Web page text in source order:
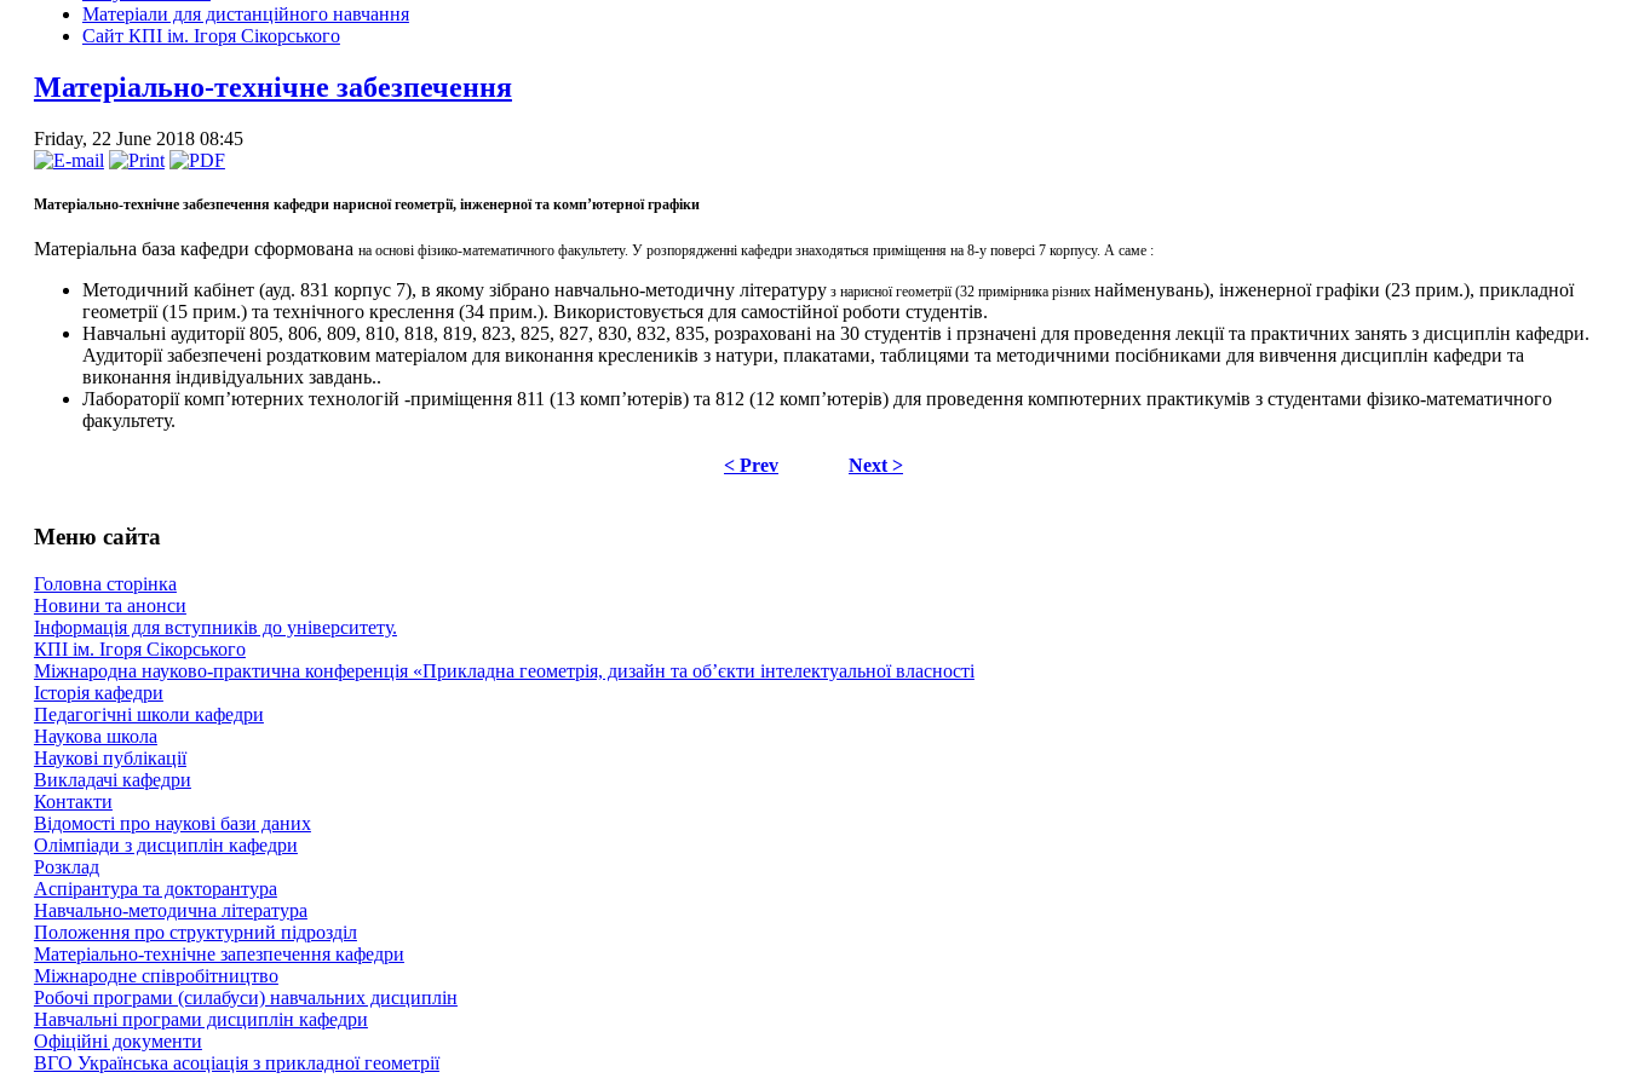
Матеріали для дистанційного навчання
Сайт КПІ ім. Ігоря Сікорського
Матеріально-технічне забезпечення
Friday, 22 June 2018 08:45
Матеріально-технічне забезпечення кафедри нарисної геометрії, інженерної та комп’ютерної графіки
Матеріальна база кафедри сформована на основі фізико-математичного факультету. У розпорядженні кафедри знаходяться приміщення на 8-у поверсі 7 корпусу. А саме :
Методичний кабінет (ауд. 831 корпус 7), в якому зібрано навчально-методичну літературу з нарисної геометрії (32 примірника різних найменувань), інженерної графіки (23 прим.), прикладної
геометрії (15 прим.) та технічного креслення (34 прим.). Використовується для самостійної роботи студентів.
Навчальні аудиторії 805, 806, 809, 810, 818, 819, 823, 825, 827, 830, 832, 835, розраховані на 30 студентів і прзначені для проведення лекції та практичних занять з дисциплін кафедри.
Аудиторії забезпечені роздатковим матеріалом для виконання креслеників з натури, плакатами, таблицями та методичними посібниками для вивчення дисциплін кафедри та
виконання індивідуальних завдань..
Лабораторії комп’ютерних технологій -приміщення 811 (13 комп’ютерів) та 812 (12 комп’ютерів) для проведення компютерних практикумів з студентами фізико-математичного
факультету.
< Prev Next >
Меню сайта
Головна сторінка
Новини та анонси
Інформація для вступників до університету.
КПІ ім. Ігоря Сікорського
Міжнародна науково-практична конференція «Прикладна геометрія, дизайн та об’єкти інтелектуальної власності
Історія кафедри
Педагогічні школи кафедри
Наукова школа
Наукові публікації
Викладачі кафедри
Контакти
Відомості про наукові бази даних
Олімпіади з дисциплін кафедри
Розклад
Аспірантура та докторантура
Навчально-методична література
Положення про структурний підрозділ
Матеріально-технічне запезпечення кафедри
Міжнародне співробітництво
Робочі програми (силабуси) навчальних дисциплін
Навчальні програми дисциплін кафедри
Офіційні документи
ВГО Українська асоціація з прикладної геометрії